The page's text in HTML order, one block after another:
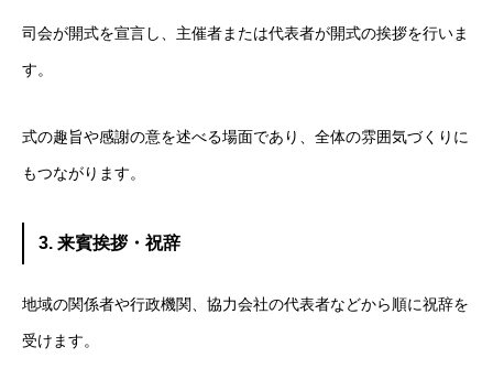
司会が開式を宣言し、主催者または代表者が開式の挨拶を行いま
す。
式の趣旨や感謝の意を述べる場面であり、全体の雰囲気づくりに
もつながります。
3. 来賓挨拶・祝辞
地域の関係者や行政機関、協力会社の代表者などから順に祝辞を
受けます。